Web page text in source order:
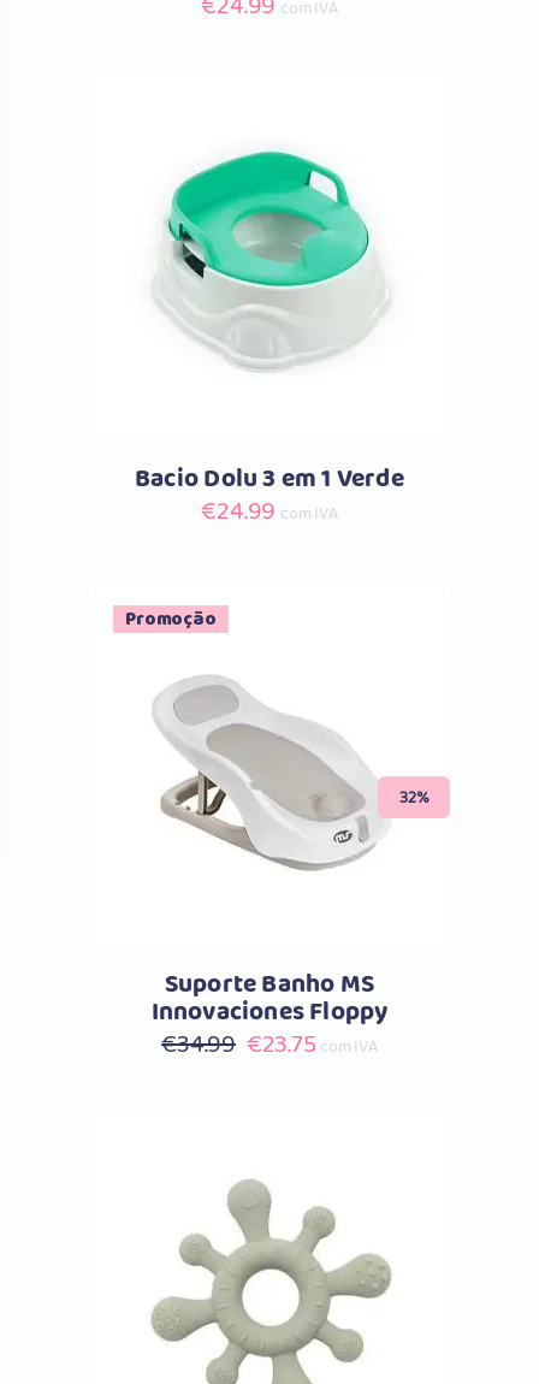
com IVA
Comprar
Bacio Dolu 3 em 1 Verde
€24.99 com IVA
Promoção
32%
Comprar
Suporte Banho MS
Innovaciones Floppy
€34.99 O
€34.99.
€23.75Ocom IVA
Comprar